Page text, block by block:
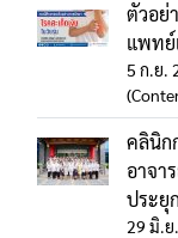
ตัวอย่
แพท
5 ก.ย.
คลินิก
อาจา
ประยุ
29 มิ.ย